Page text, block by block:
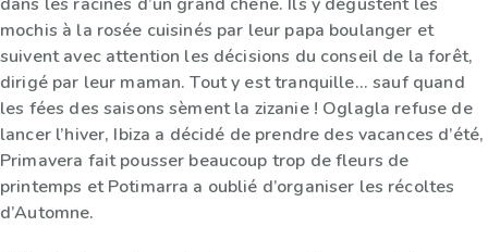
mochis à la rosée cuisinés par leur papa boulanger et
suivent avec attention les décisions du conseil de la forêt,
dirigé par leur maman. Tout y est tranquille... sauf quand
les fées des saisons sèment la zizanie ! Oglagla refuse de
lancer l’hiver, Ibiza a décidé de prendre des vacances d’été,
Primavera fait pousser beaucoup trop de fleurs de
printemps et Potimarra a oublié d’organiser les récoltes
d’Automne.